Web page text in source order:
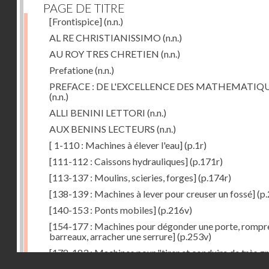
PAGE DE TITRE
[Frontispice](n.n.)
AL RE CHRISTIANISSIMO (n.n.)
AU ROY TRES CHRETIEN (n.n.)
Prefatione(n.n.)
PREFACE : DE L'EXCELLENCE DES
(n.n.)
ALLI BENINI LETTORI (n.n.)
AUX BENINS LECTEURS (n.n.)
[ 1-110 : Machines à élever l'eau](p.1r)
[111-112 : Caissons hydrauliques](p.171r)
[113-137 : Moulins, scieries, forges](p.174r)
[138-139 : Machines à lever pour creuser un fossé]
[140-153 : Ponts mobiles](p.216v)
[154-177 : Machines pour dégonder une porte,
barreaux, arracher une serrure](p.253v)
[178-183 : Machines pour "tirer et conduire de très